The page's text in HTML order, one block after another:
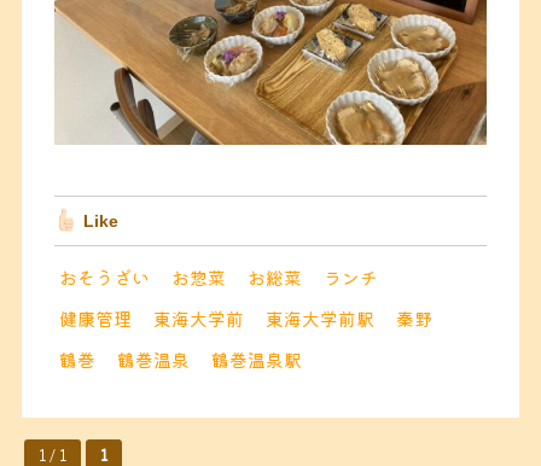
Like
おそうざい お惣菜 お総菜
ランチ
健康管理
東海大学前 東海大学前駅
秦野
鶴巻
鶴巻温泉 鶴巻温泉駅
1 / 1 1